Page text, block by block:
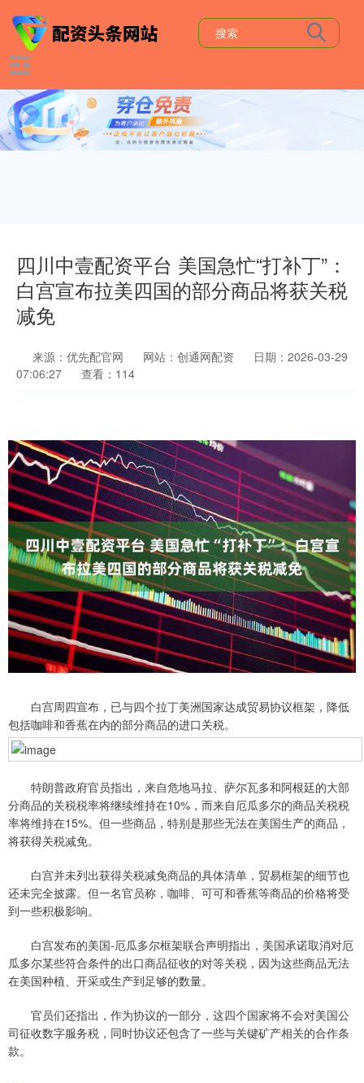
四川中壹配资平台 美国急忙“打补丁”：
白宫宣布拉美四国的部分商品将获关税
减免
来源：优先配官网 网站：创通网配资
日期：2026-03-29
07:06:27
查看：114
白宫周四宣布，已与四个拉丁美洲国家达成贸易协议框架，降低
包括咖啡和香蕉在内的部分商品的进口关税。
特朗普政府官员指出，来自危地马拉、萨尔瓦多和阿根廷的大部
分商品的关税税率将继续维持在10%，而来自厄瓜多尔的商品关税税
率将维持在15%。但一些商品，特别是那些无法在美国生产的商品，
将获得关税减免。
白宫并未列出获得关税减免商品的具体清单，贸易框架的细节也
还未完全披露。但一名官员称，咖啡、可可和香蕉等商品的价格将受
到一些积极影响。
白宫发布的美国-厄瓜多尔框架联合声明指出，美国承诺取消对厄
瓜多尔某些符合条件的出口商品征收的对等关税，因为这些商品无法
在美国种植、开采或生产到足够的数量。
官员们还指出，作为协议的一部分，这四个国家将不会对美国公
司征收数字服务税，同时协议还包含了一些与关键矿产相关的合作条
款。